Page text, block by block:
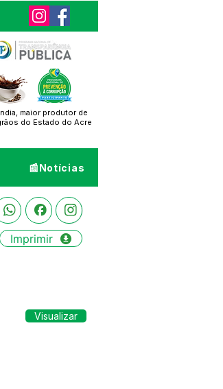
maior produtor de
do Estado do Acre
📰Notícias
Imprimir
Visualizar